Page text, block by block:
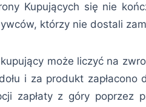
Kupujących się nie
którzy nie dostali
może liczyć na
i za produkt
zapłaty z góry poprzez